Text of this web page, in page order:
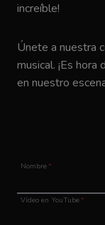
increíble!
Únete a nuestra
musical. ¡Es
en nuestro
Nombre*
Vídeo en YouTube*